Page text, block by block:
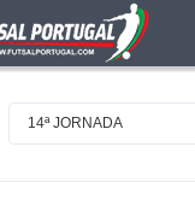
14ª JORNADA